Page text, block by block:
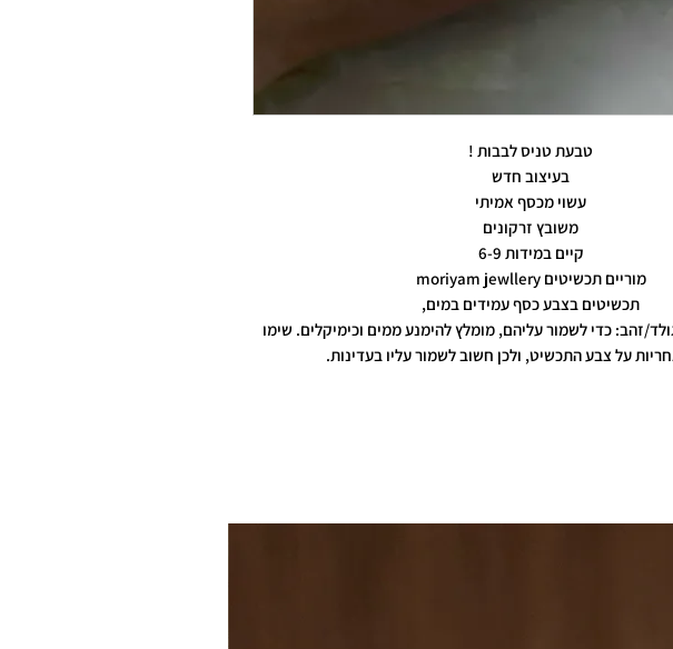
טבעת טניס לבבות !
בעיצוב חדש
עשוי מכסף אמיתי
משובץ זרקונים
קיים במידות 6-9
מוריים תכשיטים moriyam jewllery
תכשיטים בצבע כסף עמידים במים,
זהב: כדי לשמור עליהם, מומלץ להימנע ממים וכימיקלים. שימו
על צבע התכשיט, ולכן חשוב לשמור עליו בעדינות.